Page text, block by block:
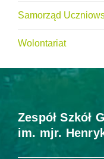
Samorząd
Wolontariat
Zespół Szkół
im. mjr.